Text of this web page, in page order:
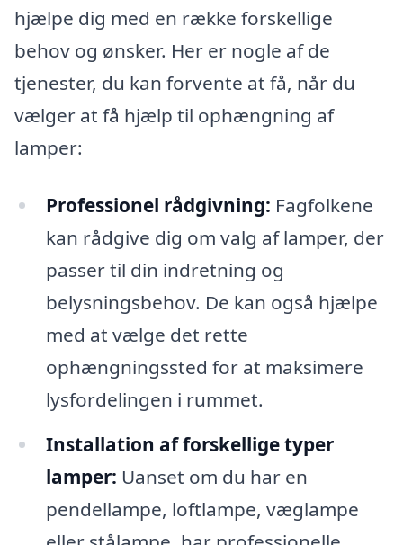
hjælpe dig med en række forskellige
behov og ønsker. Her er nogle af de
tjenester, du kan forvente at få, når du
vælger at få hjælp til ophængning af
lamper:
Professionel rådgivning: Fagfolkene
kan rådgive dig om valg af lamper, der
passer til din indretning og
belysningsbehov. De kan også hjælpe
med at vælge det rette
ophængningssted for at maksimere
lysfordelingen i rummet.
Installation af forskellige typer
lamper: Uanset om du har en
pendellampe, loftlampe, væglampe